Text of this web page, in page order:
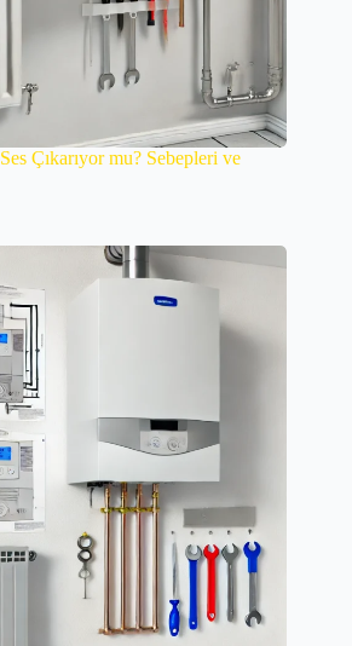
Çıkarıyor mu? Sebepleri ve